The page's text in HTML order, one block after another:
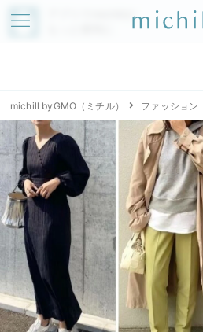
アプリでmichillが
michill byGMO（ミチル） ファッション